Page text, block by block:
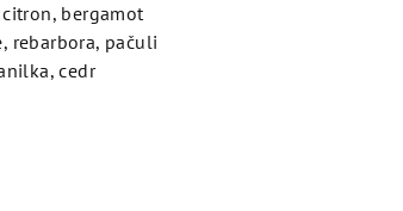
bergamot
rebarbora, pačuli
cedr